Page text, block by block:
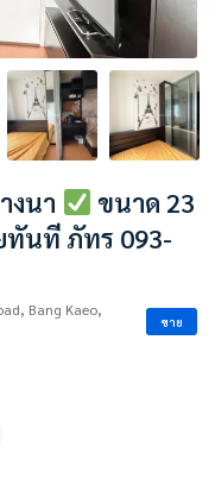
งนา
ขนาด 23
ทันที ภัทร 093-
Bang Kaeo,
ขาย